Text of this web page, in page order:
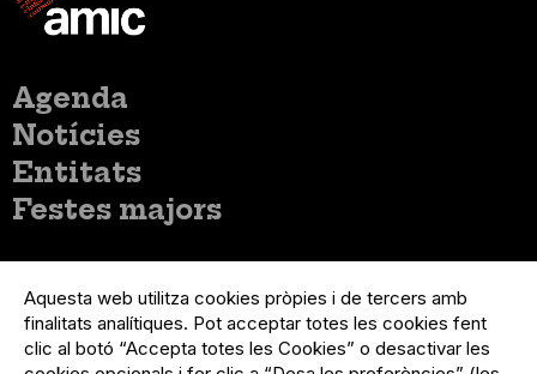
Menú
principal
Agenda
Notícies
Entitats
Festes majors
del
compte
d'usuari
Menú
usuari
no
Registre organització
Menú
Sobre el projecte
Aquesta web utilitza cookies pròpies i de tercers amb
finalitats analítiques. Pot acceptar totes les cookies fent
clic al botó “Accepta totes les Cookies” o desactivar les